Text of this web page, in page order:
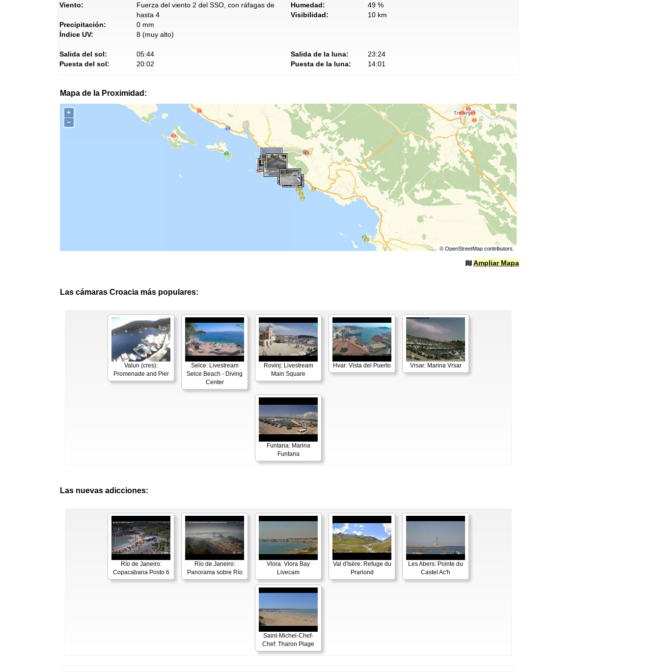
Viento:
Fuerza del viento 2 del SSO, con ráfagas de
hasta 4
Precipitación:
0 mm
Índice UV:
8 (muy alto)
Humedad:
49 %
Visibilidad:
10 km
Salida del sol:
05:44
Puesta del sol:
20:02
Salida de la luna:
23:24
Puesta de la luna:
14:01
Mapa de la Proximidad:
+
−
© OpenStreetMapcontributors.
Ampliar Mapa
Las cámaras Croacia más populares:
Valun (cres):
Promenade and Pier
Selce: Livestream
Selce Beach - Diving
Center
Rovinj: Livestream
Main Square
Hvar: Vista del Puerto Vrsar: Marina Vrsar
Funtana: Marina
Funtana
Las nuevas adicciones:
Río de Janeiro:
Copacabana Posto 6
Río de Janeiro:
Panorama sobre Río
Vlora: Vlora Bay
Livecam
Val d'Isère: Refuge du
Prariond
Les Abers: Pointe du
Castel Ac'h
Saint-Michel-Chef-
Chef: Tharon Plage